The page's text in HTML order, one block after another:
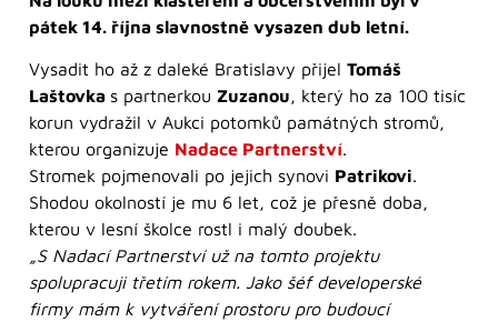
pátek 14. října slavnostně vysazen dub letní.
Vysadit ho až z daleké Bratislavy přijel Tomáš
Laštovka s partnerkou Zuzanou, který ho za 100 tisíc
korun vydražil v Aukci potomků památných stromů,
kterou organizuje Nadace Partnerství.
Stromek pojmenovali po jejich synovi Patrikovi.
Shodou okolností je mu 6 let, což je přesně doba,
kterou v lesní školce rostl i malý doubek.
„S Nadací Partnerství už na tomto projektu
spolupracuji třetím rokem. Jako šéf developerské
firmy mám k vytváření prostoru pro budoucí